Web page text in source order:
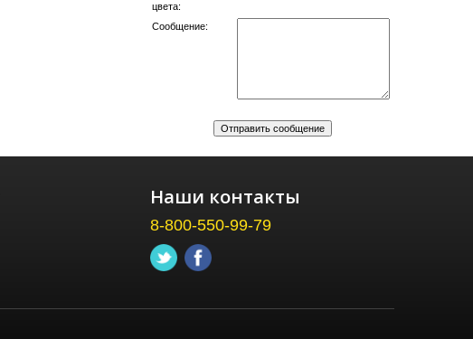
цвета:
Сообщение:
Наши контакты
8-800-550-99-79